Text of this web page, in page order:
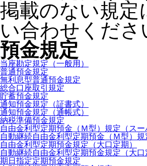
掲載のない規定
い合わせくださ
預金規定
当座勘定規定（一般用）
普通預金規定
無利息型普通預金規定
総合口座取引規定
貯蓄預金規定
通知預金規定（証書式）
通知預金規定（通帳式）
納税準備預金規定
自由金利型定期預金（Ｍ型）規定（スー
自動継続自由金利型定期預金（Ｍ型）規
自由金利型定期預金規定（大口定期）
自動継続自由金利型定期預金規定（大口
期日指定定期預金規定